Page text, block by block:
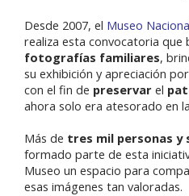
Desde 2007, el Museo
realiza esta convocatoria que
fotografías familiares,
su exhibición y apreciación
con el fin de preservar el
ahora solo era atesorado en
Más de tres mil personas y
formado parte de esta
Museo un espacio para
esas imágenes tan valoradas.